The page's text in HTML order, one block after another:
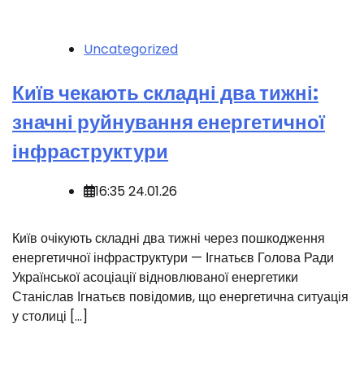
Uncategorized
Київ чекають складні два тижні:
значні руйнування енергетичної
інфраструктури
16:35 24.01.26
️Київ очікують складні два тижні через пошкодження
енергетичної інфраструктури — Ігнатьєв Голова Ради
Української асоціації відновлюваної енергетики
Станіслав Ігнатьєв повідомив, що енергетична ситуація
у столиці […]